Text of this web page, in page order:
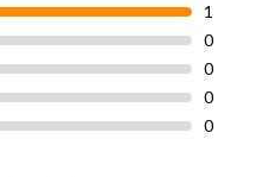
0
0
0
0
1